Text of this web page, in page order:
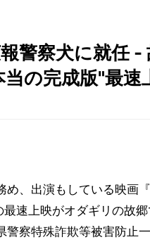
警察犬に就任 -
の完成版"最速
め、出演もしている映画
速上映がオダギリの故
察特殊詐欺等被害防止